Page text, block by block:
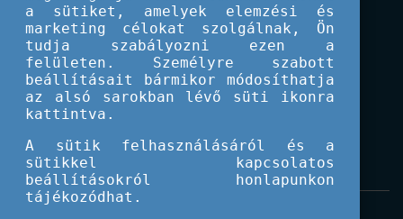
a sütiket, amelyek elemzési és
marketing célokat szolgálnak, Ön
tudja szabályozni ezen a
felületen. Személyre szabott
beállításait bármikor módosíthatja
az alsó sarokban lévő süti ikonra
kattintva.
A sütik felhasználásáról és a
sütikkel kapcsolatos
beállításokról honlapunkon
tájékozódhat.